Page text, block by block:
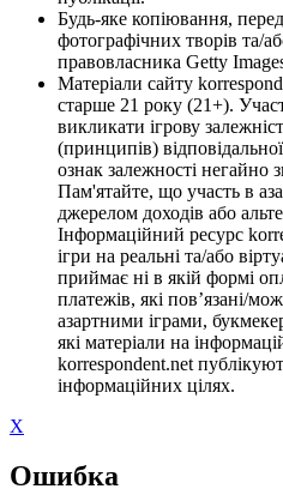
Будь-яке копіювання,
фотографічних творів та/
правовласника Getty
Матеріали сайту
старше 21 року (21+).
викликати ігрову
(принципів)
ознак залежності негайно
Пам'ятайте, що участь в
джерелом доходів або
Інформаційний ресурс
ігри на реальні та/або
приймає ні в якій формі
платежів, які пов’язані/
азартними іграми,
які матеріали на
korrespondent.net
інформаційних цілях.
X
Ошибка